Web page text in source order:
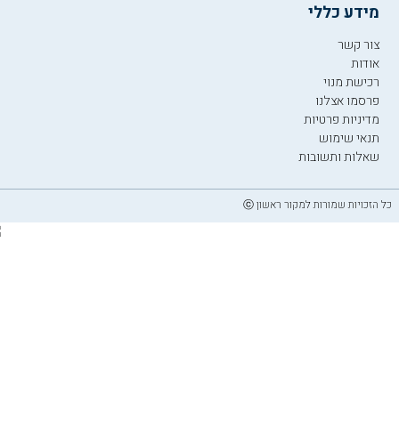
מידע כללי
צור קשר
אודות
רכישת מנוי
פרסמו אצלנו
מדיניות פרטיות
תנאי שימוש
שאלות ותשובות
כל הזכויות שמורות למקור ראשון ⓒ